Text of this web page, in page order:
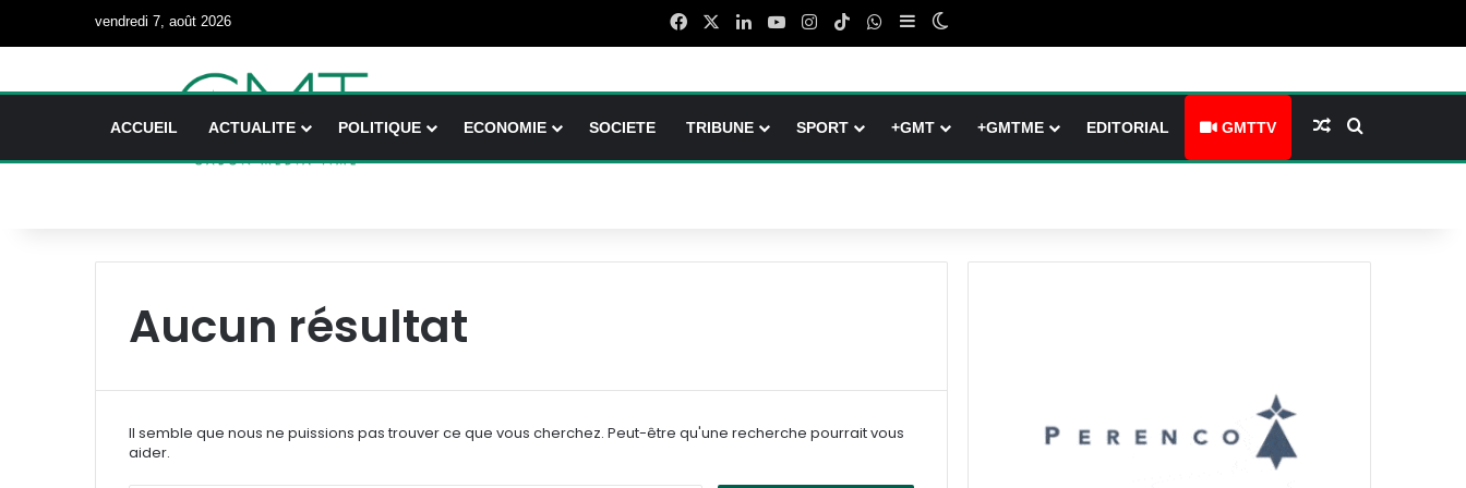
vendredi 7, août 2026 FacebookLinkedinYouTubeInstagram
TikTokWhatsApp
Sidebar (barre latérale)
ACCUEIL ACTUALITE POLITIQUE ECONOMIE SOCIETE TRIBUNE SPORT +GMT +GMTME EDITORIAL GMTTV Article Aléatoire
Aucun résultat
Il semble que nous ne puissions pas trouver ce que vous cherchez. Peut-être qu'une recherche pourrait vous
aider.